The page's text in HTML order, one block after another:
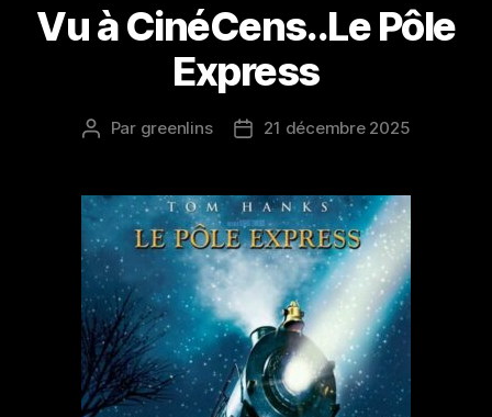
Vu à CinéCens..Le Pôle
Express
Auteur
Par greenlins
Date21 décembre 2025